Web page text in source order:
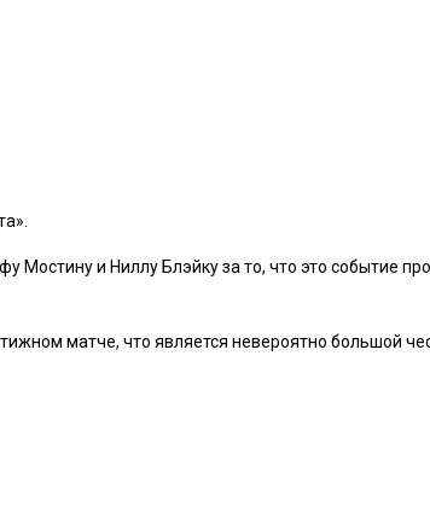
и Ниллу Блэйку за то, что это событие
матче, что является невероятно большой